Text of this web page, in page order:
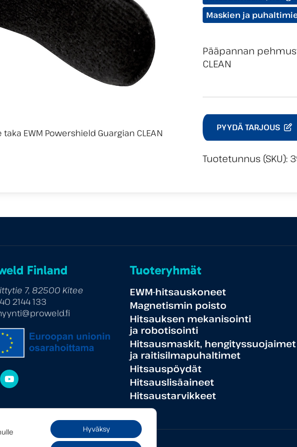
Maskien ja
Pääpannan
CLEAN
PYYDÄ TARJOUS
Tuotetunnus (SKU):
Finland
7, 82500 Kitee
2144 133
YouTube
Tuoteryhmät
EWM-hitsauskoneet
Magnetismin poisto
Hitsauksen mekanisointi
ja robotisointi
Hitsausmaskit, hengityssuojaimet
ja raitisilmapuhaltimet
Hitsauspöydät
Hitsauslisäaineet
Hitsaustarvikkeet
Hyväksy